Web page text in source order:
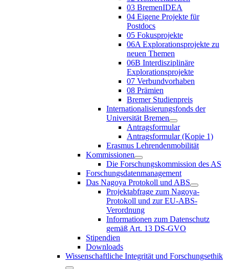
03 BremenIDEA
04 Eigene Projekte für
Postdocs
05 Fokusprojekte
06A Explorationsprojekte zu
neuen Themen
06B Interdisziplinäre
Explorationsprojekte
07 Verbundvorhaben
08 Prämien
Bremer Studienpreis
Internationalisierungsfonds der
Universität Bremen
Antragsformular
Antragsformular (Kopie 1)
Erasmus Lehrendenmobilität
Kommissionen
Die Forschungskommission des AS
Forschungsdatenmanagement
Das Nagoya Protokoll und ABS
Projektabfrage zum Nagoya-
Protokoll und zur EU-ABS-
Verordnung
Informationen zum Datenschutz
gemäß Art. 13 DS-GVO
Stipendien
Downloads
Wissenschaftliche Integrität und Forschungsethik